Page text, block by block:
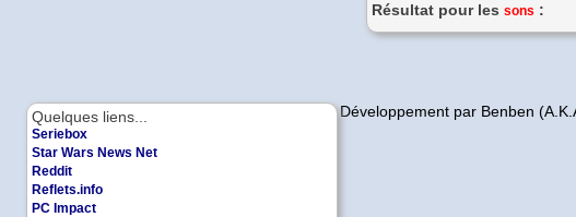
Quelques liens...
Seriebox
Star Wars News Net
Reddit
Reflets.info
PC Impact
Résultat pour les sons :
Copyleft | Design et Développement par Benben